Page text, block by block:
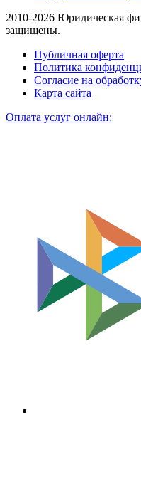
2010-2026 Юридическая
защищены.
Публичная оферта
Политика
Согласие на
Карта сайта
Оплата услуг онлайн: